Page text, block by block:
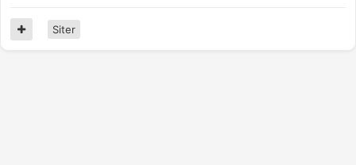
Siter